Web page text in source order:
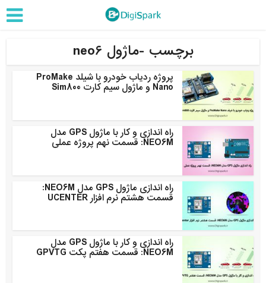
برچسب -ماژول neo6
پروژه ردیاب خودرو با شیلد ProMake
Nano و ماژول سیم کارت Sim800
راه اندازی و کار با ماژول GPS مدل
NEO6M: قسمت نهم پروژه عملی
راه اندازی ماژول GPS مدل NEO6M:
قسمت هشتم نرم افزار UCENTER
راه اندازی و کار با ماژول GPS مدل
NEO6M: قسمت هفتم پکت GPVTG